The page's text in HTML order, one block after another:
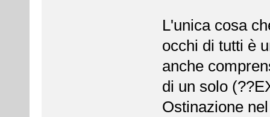
L'unica cosa
occhi di tutti è
anche
di un solo
Ostinazione